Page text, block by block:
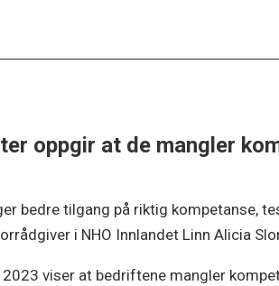
oppgir at de mangler
bedre tilgang på riktig kompetanse,
i NHO Innlandet Linn Alicia
viser at bedriftene mangler